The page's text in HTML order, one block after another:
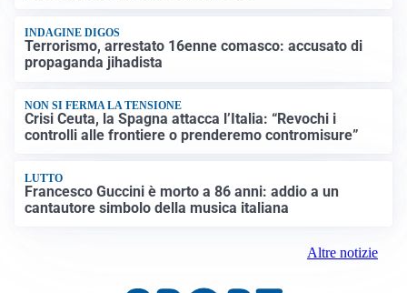
INDAGINE DIGOS
Terrorismo, arrestato 16enne comasco: accusato di
propaganda jihadista
NON SI FERMA LA TENSIONE
Crisi Ceuta, la Spagna attacca l’Italia: “Revochi i
controlli alle frontiere o prenderemo contromisure”
LUTTO
Francesco Guccini è morto a 86 anni: addio a un
cantautore simbolo della musica italiana
Altre notizie